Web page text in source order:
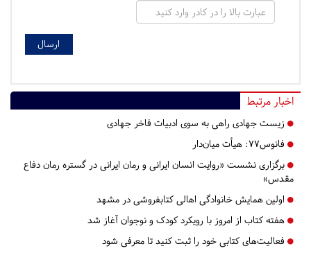
اخبار مرتبط
زیست جهادی راهی به سوی ادبیات فاخر جهادی
فانوس۷۷: هیأت میان‌دار
برگزاری نشست «روایت انسان ایرانی‌ و رمان ایرانی در گستره رمان دفاع
مقدس»
اولین همایش خانوادگی اهالی کتابفروشی در مشهد
هفته کتاب از امروز با رویکرد کودک و نوجوان آغاز شد
فعالیت‌های کتابی خود را ثبت کنید تا معرفی شود